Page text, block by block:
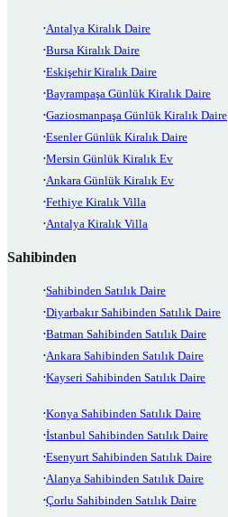
Antalya Kiralık Daire
Bursa Kiralık Daire
Eskişehir Kiralık Daire
Bayrampaşa Günlük Kiralık Daire
Gaziosmanpaşa Günlük Kiralık Daire
Esenler Günlük Kiralık Daire
Mersin Günlük Kiralık Ev
Ankara Günlük Kiralık Ev
Fethiye Kiralık Villa
Antalya Kiralık Villa
Sahibinden
Sahibinden Satılık Daire
Diyarbakır Sahibinden Satılık Daire
Batman Sahibinden Satılık Daire
Ankara Sahibinden Satılık Daire
Kayseri Sahibinden Satılık Daire
Konya Sahibinden Satılık Daire
İstanbul Sahibinden Satılık Daire
Esenyurt Sahibinden Satılık Daire
Alanya Sahibinden Satılık Daire
Çorlu Sahibinden Satılık Daire